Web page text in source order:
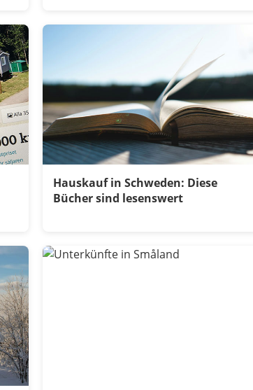
Hauskauf in Schweden: Diese
Bücher sind lesenswert